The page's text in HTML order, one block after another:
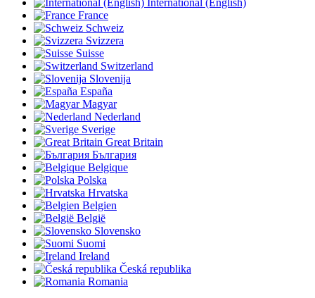
International (English)
France
Schweiz
Svizzera
Suisse
Switzerland
Slovenija
España
Magyar
Nederland
Sverige
Great Britain
България
Belgique
Polska
Hrvatska
Belgien
België
Slovensko
Suomi
Ireland
Česká republika
Romania